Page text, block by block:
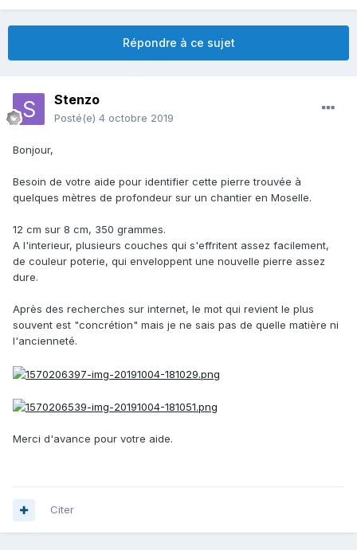
Répondre à ce sujet
Stenzo
Posté(e) 4 octobre 2019
Bonjour,
Besoin de votre aide pour identifier cette pierre trouvée à
quelques mètres de profondeur sur un chantier en Moselle.
12 cm sur 8 cm, 350 grammes.
A l'interieur, plusieurs couches qui s'effritent assez facilement,
de couleur poterie, qui enveloppent une nouvelle pierre assez
dure.
Après des recherches sur internet, le mot qui revient le plus
souvent est "concrétion" mais je ne sais pas de quelle matière ni
l'ancienneté.
Merci d'avance pour votre aide.
Citer